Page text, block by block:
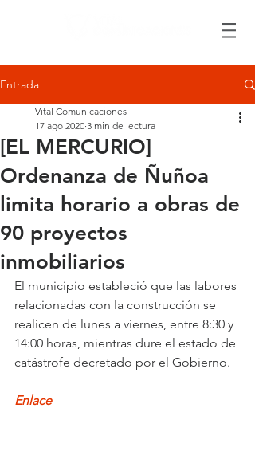
Entrada
[EL MERCURIO]
Ordenanza de Ñuñoa
limita horario a obras de
90 proyectos
inmobiliarios
Vital Comunicaciones
17 ago 2020 3 min de lectura
El municipio estableció que las labores
relacionadas con la construcción se
realicen de lunes a viernes, entre 8:30 y
14:00 horas, mientras dure el estado de
catástrofe decretado por el Gobierno.
Enlace